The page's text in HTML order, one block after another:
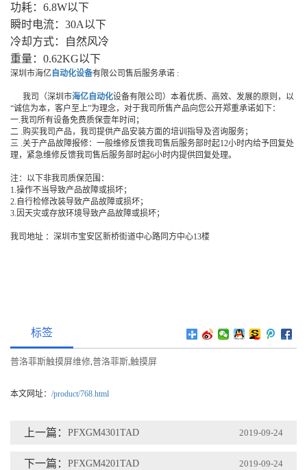
功耗：6.8W以下
瞬时电流：30A以下
冷却方式：自然风冷
重量：0.62KG以下
深圳市海亿 自动化设备有限公司售后服务承诺 :
我司（深圳市海亿自动化设备有限公司）本着优质、高效、发展的原则，以
“诚信为本，客户至上”为理念，对于我司所售产品向您公开郑重承诺如下：
一.我司所有设备免费质保壹年时间；
二 .购买我司产品，我司提供产品安装方面的培训指导及咨询服务；
三 .关于产品故障报修：一般维修反馈我司售后服务部时起12小时内给予回复处
理，紧急维修反馈我司售后服务部时起6小时内提供回复处理。
注：以下非我司质保范围：
1.操作不当导致产品故障或损坏；
2.自行检修改装导致产品故障或损坏；
3.因天灾或存放环境导致产品故障或损坏；
我司地址 ：深圳市宝安区新桥街道中心路同方中心13楼
标签
普洛菲斯触摸屏维修,普洛菲斯,触摸屏
本文网址： /product/768.html
上一篇： PFXGM4301TAD 2019-09-24
下一篇： PFXGM4201TAD 2019-09-24